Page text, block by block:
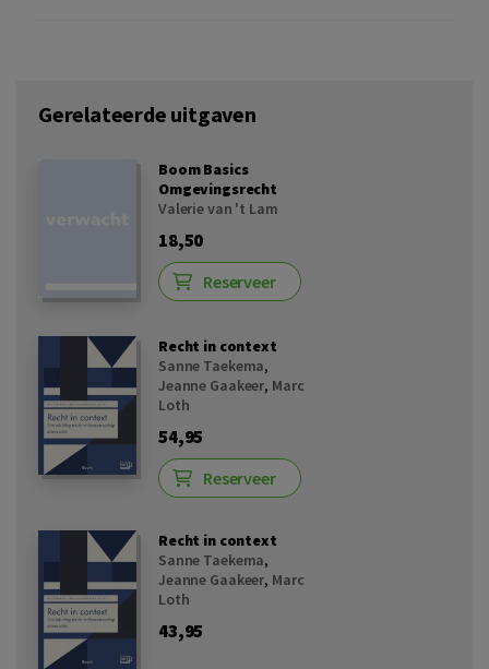
Gerelateerde uitgaven
Boom Basics
Omgevingsrecht
Valerie van 't Lam
18,50
Reserveer
Recht in context
Sanne Taekema,
Jeanne Gaakeer, Marc
Loth
54,95
Reserveer
Recht in context
Sanne Taekema,
Jeanne Gaakeer, Marc
Loth
43,95